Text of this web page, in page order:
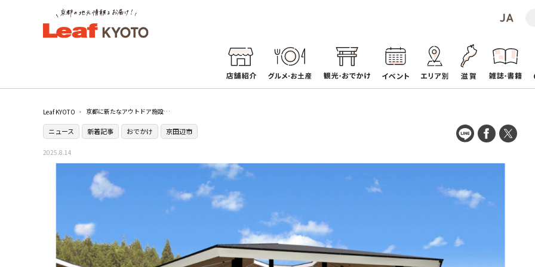
Leaf KYOTO 京都に新たなアウトドア施設が誕生！［ウッドデザインパーク京都 -彩-］が2026年春開業予定
ニュース 新着記事 おでかけ 京田辺市
2025.8.14